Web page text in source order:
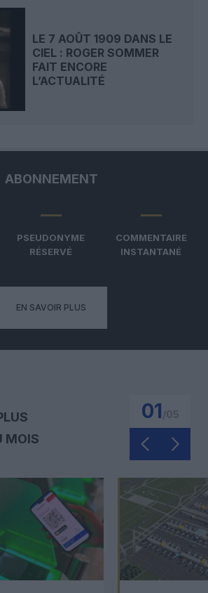
LE 7 AOÛT 1909 DANS LE
CIEL : ROGER SOMMER
FAIT ENCORE
L’ACTUALITÉ
ABONNEMENT
PSEUDONYME
RÉSERVÉ
COMMENTAIRE
INSTANTANÉ
EN SAVOIR PLUS
MOIS
01